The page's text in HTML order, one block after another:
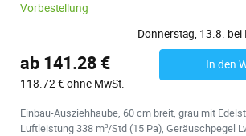
Vorbestellung
Donnerstag, 13.8. bei
ab 141.28 €
118.72 € ohne MwSt.
In den
Einbau-Ausziehhaube, 60 cm breit, grau mit
Luftleistung 338 m³/Std (15 Pa), Geräuschpegel